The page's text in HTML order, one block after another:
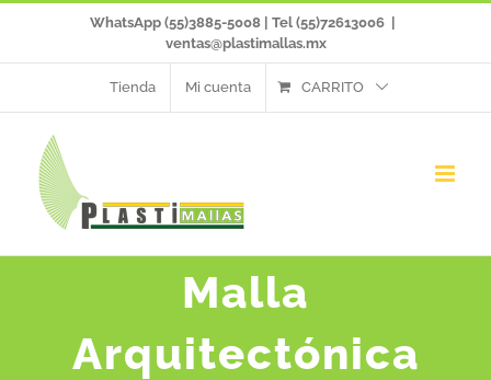
WhatsApp (55)3885-5008 | Tel (55)72613006
ventas@plastimallas.mx
Tienda Mi cuenta CARRITO
Malla
Arquitectónica